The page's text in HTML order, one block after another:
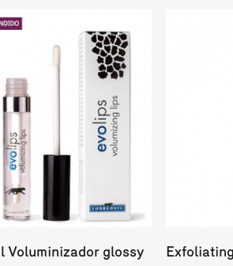
Añadir Al Carrito
Voluminizador glossy